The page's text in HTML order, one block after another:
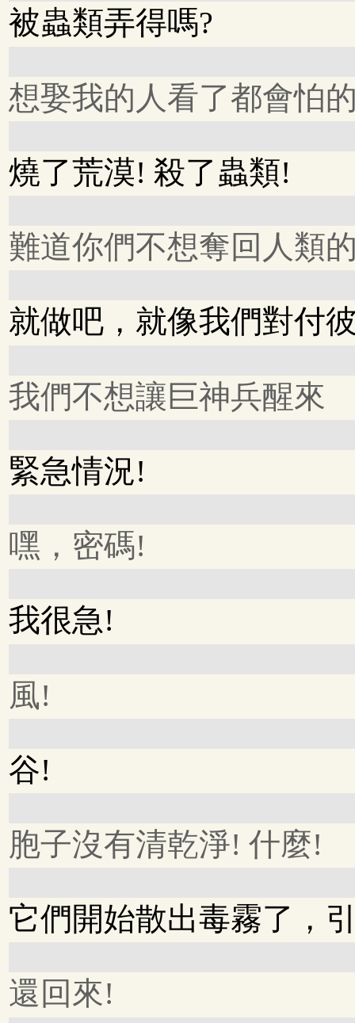
被蟲類弄得嗎?
想娶我的人看了都會怕
燒了荒漠! 殺了蟲類!
難道你們不想奪回人類
就做吧，就像我們對付
我們不想讓巨神兵醒來
緊急情況!
嘿，密碼!
我很急!
風!
谷!
胞子沒有清乾淨! 什麼!
它們開始散出毒霧了，
還回來!